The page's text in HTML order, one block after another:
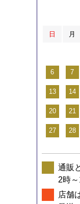
日 月
6 7
13 14
20 21
27 28
通販
2時～
店舗